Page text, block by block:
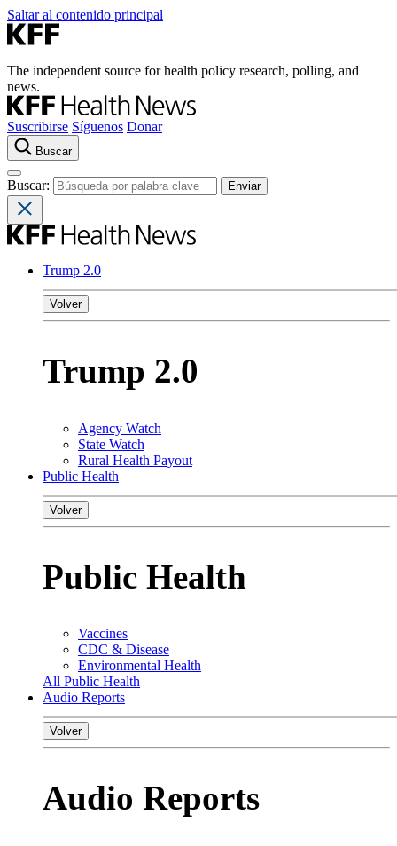
Saltar al contenido principal
The independent source for health policy research, polling, and
news.
Suscribirse Síguenos Donar
Buscar
Buscar:
Trump 2.0
Volver
Trump 2.0
Agency Watch
State Watch
Rural Health Payout
Public Health
Volver
Public Health
Vaccines
CDC & Disease
Environmental Health
All Public Health
Audio Reports
Volver
Audio Reports